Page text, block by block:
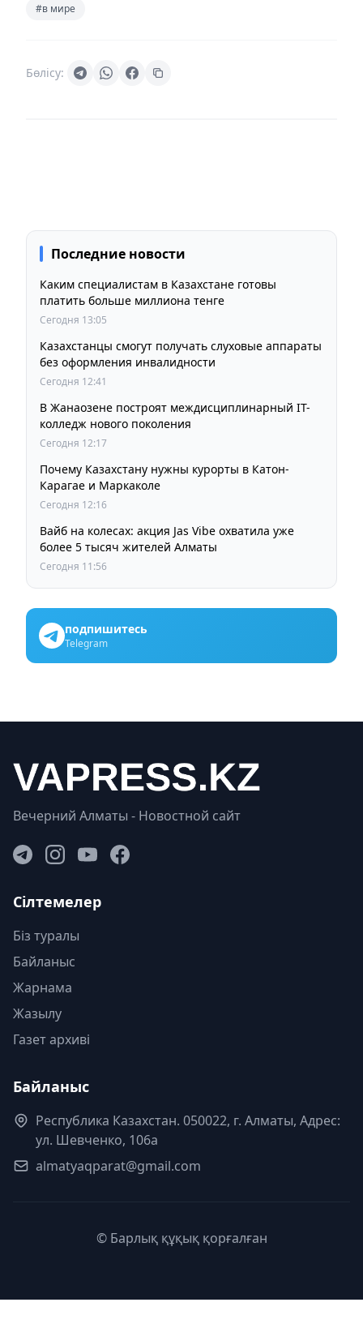
#в мире
Бөлісу:
Последние новости
Каким специалистам в Казахстане готовы
платить больше миллиона тенге
Сегодня 13:05
Казахстанцы смогут получать слуховые аппараты
без оформления инвалидности
Сегодня 12:41
В Жанаозене построят междисциплинарный IT-
колледж нового поколения
Сегодня 12:17
Почему Казахстану нужны курорты в Катон-
Карагае и Маркаколе
Сегодня 12:16
Вайб на колесах: акция Jas Vibe охватила уже
более 5 тысяч жителей Алматы
Сегодня 11:56
подпишитесь
Telegram
Вечерний Алматы - Новостной сайт
Сілтемелер
Біз туралы
Байланыс
Жарнама
Жазылу
Газет архиві
Байланыс
Республика Казахстан. 050022, г. Алматы, Адрес:
ул. Шевченко, 106а
almatyaqparat@gmail.com
© Барлық құқық қорғалған